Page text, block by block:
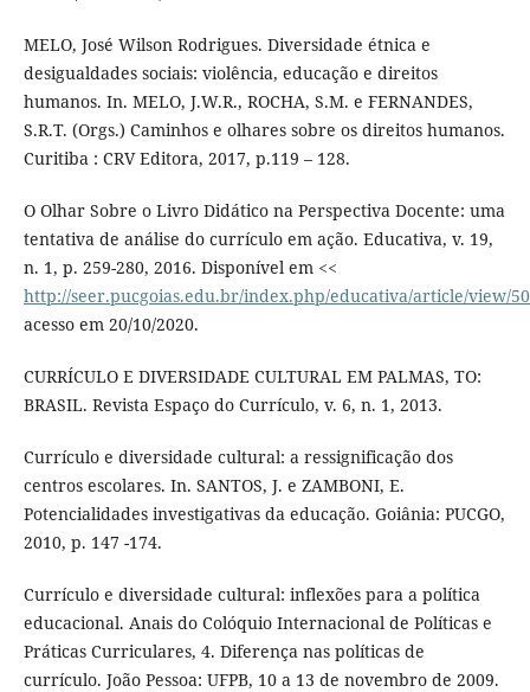
MELO, José Wilson Rodrigues. Diversidade étnica e
desigualdades sociais: violência, educação e direitos
humanos. In. MELO, J.W.R., ROCHA, S.M. e FERNANDES,
S.R.T. (Orgs.) Caminhos e olhares sobre os direitos humanos.
Curitiba : CRV Editora, 2017, p.119 – 128.
O Olhar Sobre o Livro Didático na Perspectiva Docente: uma
tentativa de análise do currículo em ação. Educativa, v. 19,
n. 1, p. 259-280, 2016. Disponível em <<
http://seer.pucgoias.edu.br/index.php/educativa/article/view/
acesso em 20/10/2020.
CURRÍCULO E DIVERSIDADE CULTURAL EM PALMAS, TO:
BRASIL. Revista Espaço do Currículo, v. 6, n. 1, 2013.
Currículo e diversidade cultural: a ressignificação dos
centros escolares. In. SANTOS, J. e ZAMBONI, E.
Potencialidades investigativas da educação. Goiânia: PUCGO,
2010, p. 147 -174.
Currículo e diversidade cultural: inflexões para a política
educacional. Anais do Colóquio Internacional de Políticas e
Práticas Curriculares, 4. Diferença nas políticas de
currículo. João Pessoa: UFPB, 10 a 13 de novembro de 2009.